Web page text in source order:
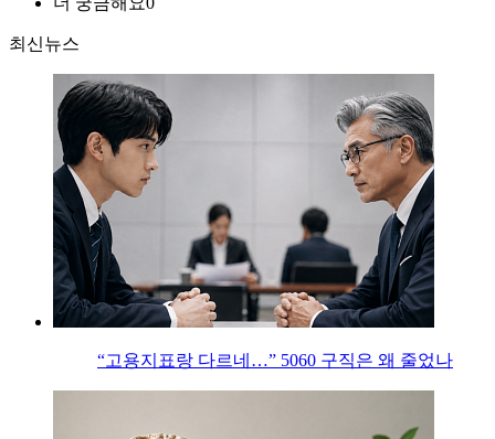
최신뉴스
“고용지표랑 다르네…” 5060 구직은 왜 줄었나